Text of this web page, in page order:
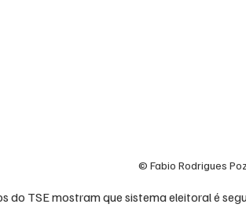
© Fabio Rodrigues
do TSE mostram que sistema eleitoral é